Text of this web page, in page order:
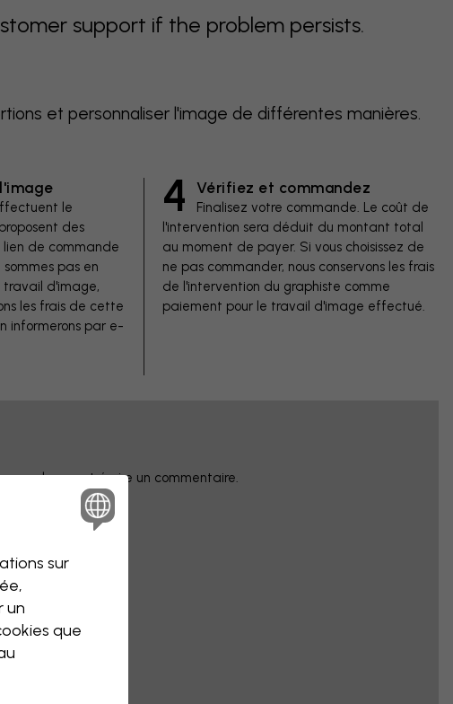
support if the problem persists.
et personnaliser l'image de différentes manières.
le
des
lien de commande
pas en
d'image,
les frais de cette
informerons par e-
4 Vérifiez et commandez
Finalisez votre commande. Le coût de
l'intervention sera déduit du montant total
au moment de payer. Si vous choisissez de
ne pas commander, nous conservons les frais
de l'intervention du graphiste comme
paiement pour le travail d'image effectué.
un champ et écrire un commentaire.
sur
un
que